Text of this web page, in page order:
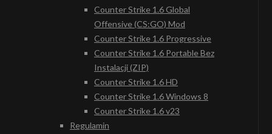
Counter Strike 1.6 Global
Offensive (CS:GO) Mod
Counter Strike 1.6 Progressive
Counter Strike 1.6 Portable Bez
Instalacji (ZIP)
Counter Strike 1.6 HD
Counter Strike 1.6 Windows 8
Counter Strike 1.6 v23
Regulamin